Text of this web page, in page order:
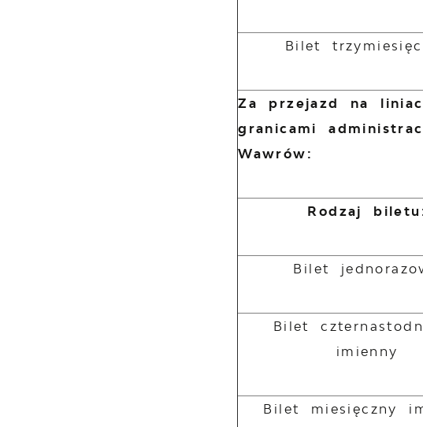
Bilet
Za przejazd na
granicami
Wawrów:
Rodzaj
Bilet
Bilet
imienny
Bilet miesięczny